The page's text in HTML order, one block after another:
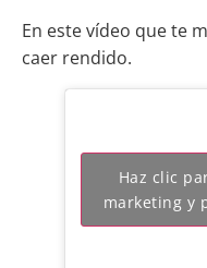
En este vídeo que te
caer rendido.
Haz clic
marketing y